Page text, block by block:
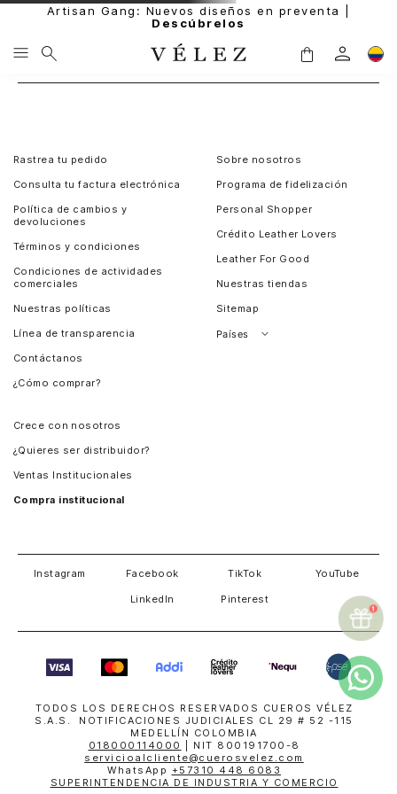
Artisan Gang: Nuevos diseños en preventa |
Descúbrelos
Rastrea tu pedido
Consulta tu factura electrónica
Política de cambios y
devoluciones
Términos y condiciones
Condiciones de actividades
comerciales
Nuestras políticas
Línea de transparencia
Contáctanos
¿Cómo comprar?
Sobre nosotros
Programa de fidelización
Personal Shopper
Crédito Leather Lovers
Leather For Good
Nuestras tiendas
Sitemap
Países
Crece con nosotros
¿Quieres ser distribuidor?
Ventas Institucionales
Compra institucional
Instagram Facebook TikTok YouTube
LinkedIn Pinterest
TODOS LOS DERECHOS RESERVADOS CUEROS VÉLEZ
S.A.S. NOTIFICACIONES JUDICIALES CL 29 # 52 -115
MEDELLÍN COLOMBIA
018000114000
| NIT 800191700-8
servicioalcliente@cuerosvelez.com
WhatsApp +57310 448 6083
SUPERINTENDENCIA DE INDUSTRIA Y COMERCIO